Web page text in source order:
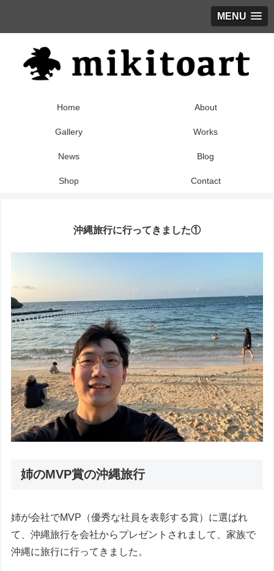
MENU
Home About
Gallery Works
News Blog
Shop Contact
沖縄旅行に行ってきました①
姉のMVP賞の沖縄旅行
姉が会社でMVP（優秀な社員を表彰する賞）に選ばれ
て、沖縄旅行を会社からプレゼントされまして、家族で
沖縄に旅行に行ってきました。